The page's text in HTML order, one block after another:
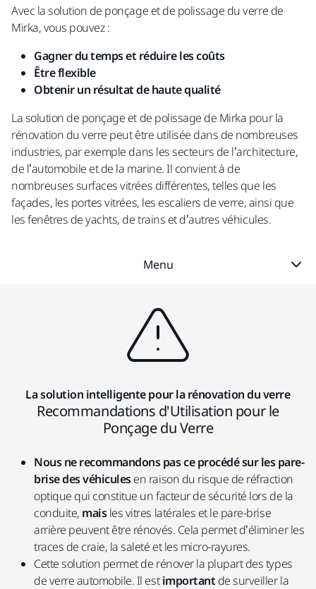
Avec la solution de ponçage et de polissage du verre de
Mirka, vous pouvez :
Gagner du temps et réduire les coûts
Être flexible
Obtenir un résultat de haute qualité
La solution de ponçage et de polissage de Mirka pour la
rénovation du verre peut être utilisée dans de nombreuses
industries, par exemple dans les secteurs de l’architecture,
de l’automobile et de la marine. Il convient à de
nombreuses surfaces vitrées différentes, telles que les
façades, les portes vitrées, les escaliers de verre, ainsi que
les fenêtres de yachts, de trains et d’autres véhicules.
Menu
La solution intelligente pour la rénovation du verre
Recommandations d'Utilisation pour le
Ponçage du Verre
Nous ne recommandons pas ce procédé sur les pare-
brise des véhiculesen raison du risque de réfraction
optique qui constitue un facteur de sécurité lors de la
conduite, maisles vitres latérales et le pare-brise
arrière peuvent être rénovés. Cela permet d’éliminer les
traces de craie, la saleté et les micro-rayures.
Cette solution permet de rénover la plupart des types
de verre automobile. Il estimportant de surveiller la